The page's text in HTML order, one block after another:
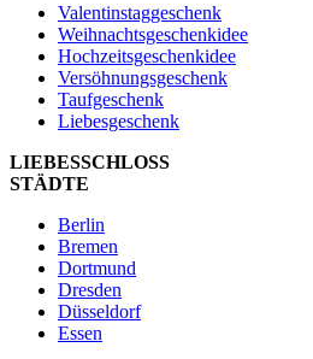
Valentinstaggeschenk
Weihnachtsgeschenkidee
Hochzeitsgeschenkidee
Versöhnungsgeschenk
Taufgeschenk
Liebesgeschenk
LIEBESSCHLOSS
STÄDTE
Berlin
Bremen
Dortmund
Dresden
Düsseldorf
Essen